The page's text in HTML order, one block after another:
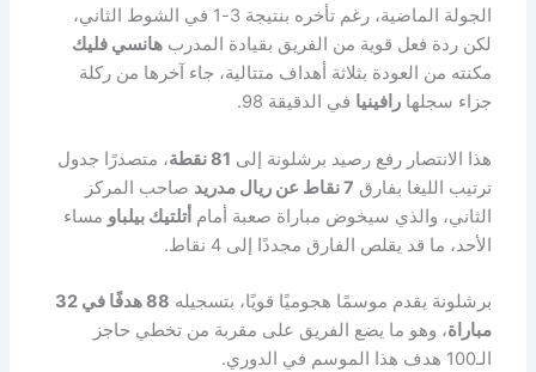
الجولة الماضية، رغم تأخره بنتيجة 3-1 في الشوط الثاني،
لكن ردة فعل قوية من الفريق بقيادة المدربهانسي فليك
مكنته من العودة بثلاثة أهداف متتالية، جاء آخرها من ركلة
جزاء سجلهارافينيا في الدقيقة 98.
هذا الانتصار رفع رصيد برشلونة إلى 81 نقطة
، متصدرًا جدول
ترتيب الليغا بفارق 7 نقاط عن ريال مدريد
صاحب المركز
الثاني، والذي سيخوض مباراة صعبة أمام أتلتيك بيلباو مساء
الأحد، ما قد يقلص الفارق مجددًا إلى 4 نقاط.
برشلونة يقدم موسمًا هجوميًا قويًا، بتسجيله
88 هدفًا في 32
مباراة، وهو ما يضع الفريق على مقربة من تخطي حاجز
الـ100 هدف هذا الموسم في الدوري.